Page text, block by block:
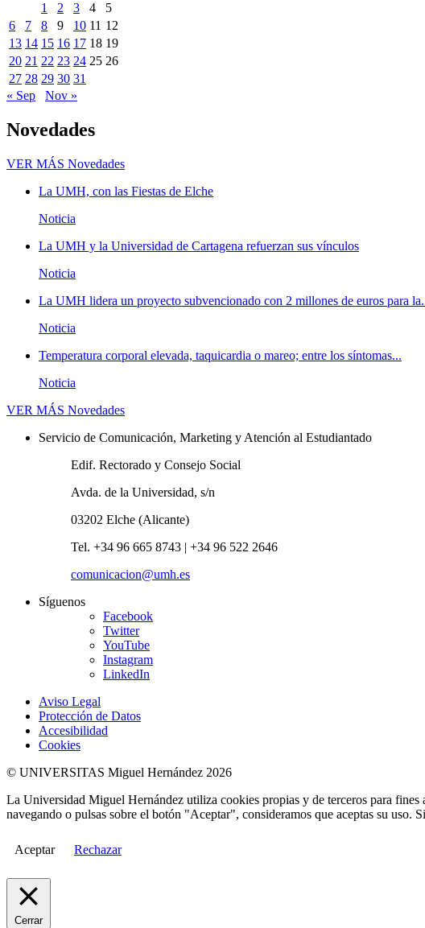
1
2 3 4
5
6
7 8 9 10 11 12
13 14 15 16 17 18 19
20 21 22 23 24 25 26
27 28 29 30 31
« Sep
Nov »
Novedades
VER MÁS Novedades
La UMH, con las Fiestas de Elche
Noticia
La UMH y la Universidad de Cartagena refuerzan sus vínculos
Noticia
La UMH lidera un proyecto subvencionado con 2 millones de euros para
Noticia
Temperatura corporal elevada, taquicardia o mareo; entre los síntomas...
Noticia
VER MÁS Novedades
Servicio de Comunicación, Marketing y Atención al Estudiantado
Edif. Rectorado y Consejo Social
Avda. de la Universidad, s/n
03202 Elche (Alicante)
Tel. +34 96 665 8743 | +34 96 522 2646
comunicacion@umh.es
Síguenos
Facebook
Twitter
YouTube
Instagram
LinkedIn
Aviso Legal
Protección de Datos
Accesibilidad
Cookies
© UNIVERSITAS Miguel Hernández 2026
La Universidad Miguel Hernández utiliza cookies propias y de terceros para fines
navegando o pulsas sobre el botón "Aceptar", consideramos que aceptas su uso.
Aceptar Rechazar
Cerrar